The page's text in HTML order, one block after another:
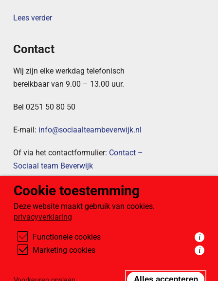
Lees verder
Contact
Wij zijn elke werkdag telefonisch
bereikbaar van 9.00 – 13.00 uur.
Bel 0251 50 80 50
E-mail: info@sociaalteambeverwijk.nl
Of via het contactformulier: Contact –
Sociaal team Beverwijk
Publicaties
Hier vindt u eerdere publicaties van
Sociaal team Beverwijk, zoals onze
jaarverslagen.
Cookie toestemming
Deze website maakt gebruik van cookies.
privacyverklaring
Functionele cookies
i
Marketing cookies i